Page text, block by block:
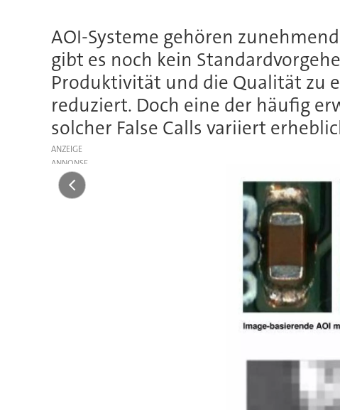
AOI-Systeme gehören
gibt es noch kein
Produktivität und die Qualität zu
reduziert. Doch eine der häufig
solcher False Calls variiert
ANZEIGE